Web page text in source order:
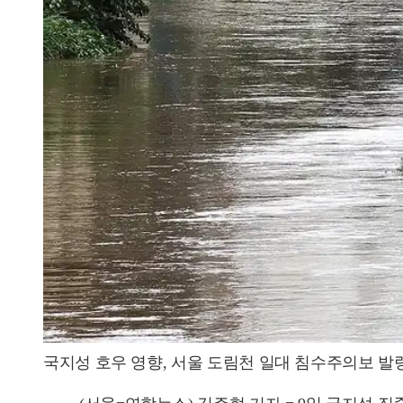
국지성 호우 영향, 서울 도림천 일대 침수주의보 발